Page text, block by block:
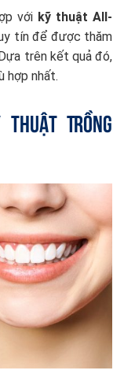
với kỹ thuật All-
tín để được thăm
trên kết quả đó,
hợp nhất.
Thuật Trồng